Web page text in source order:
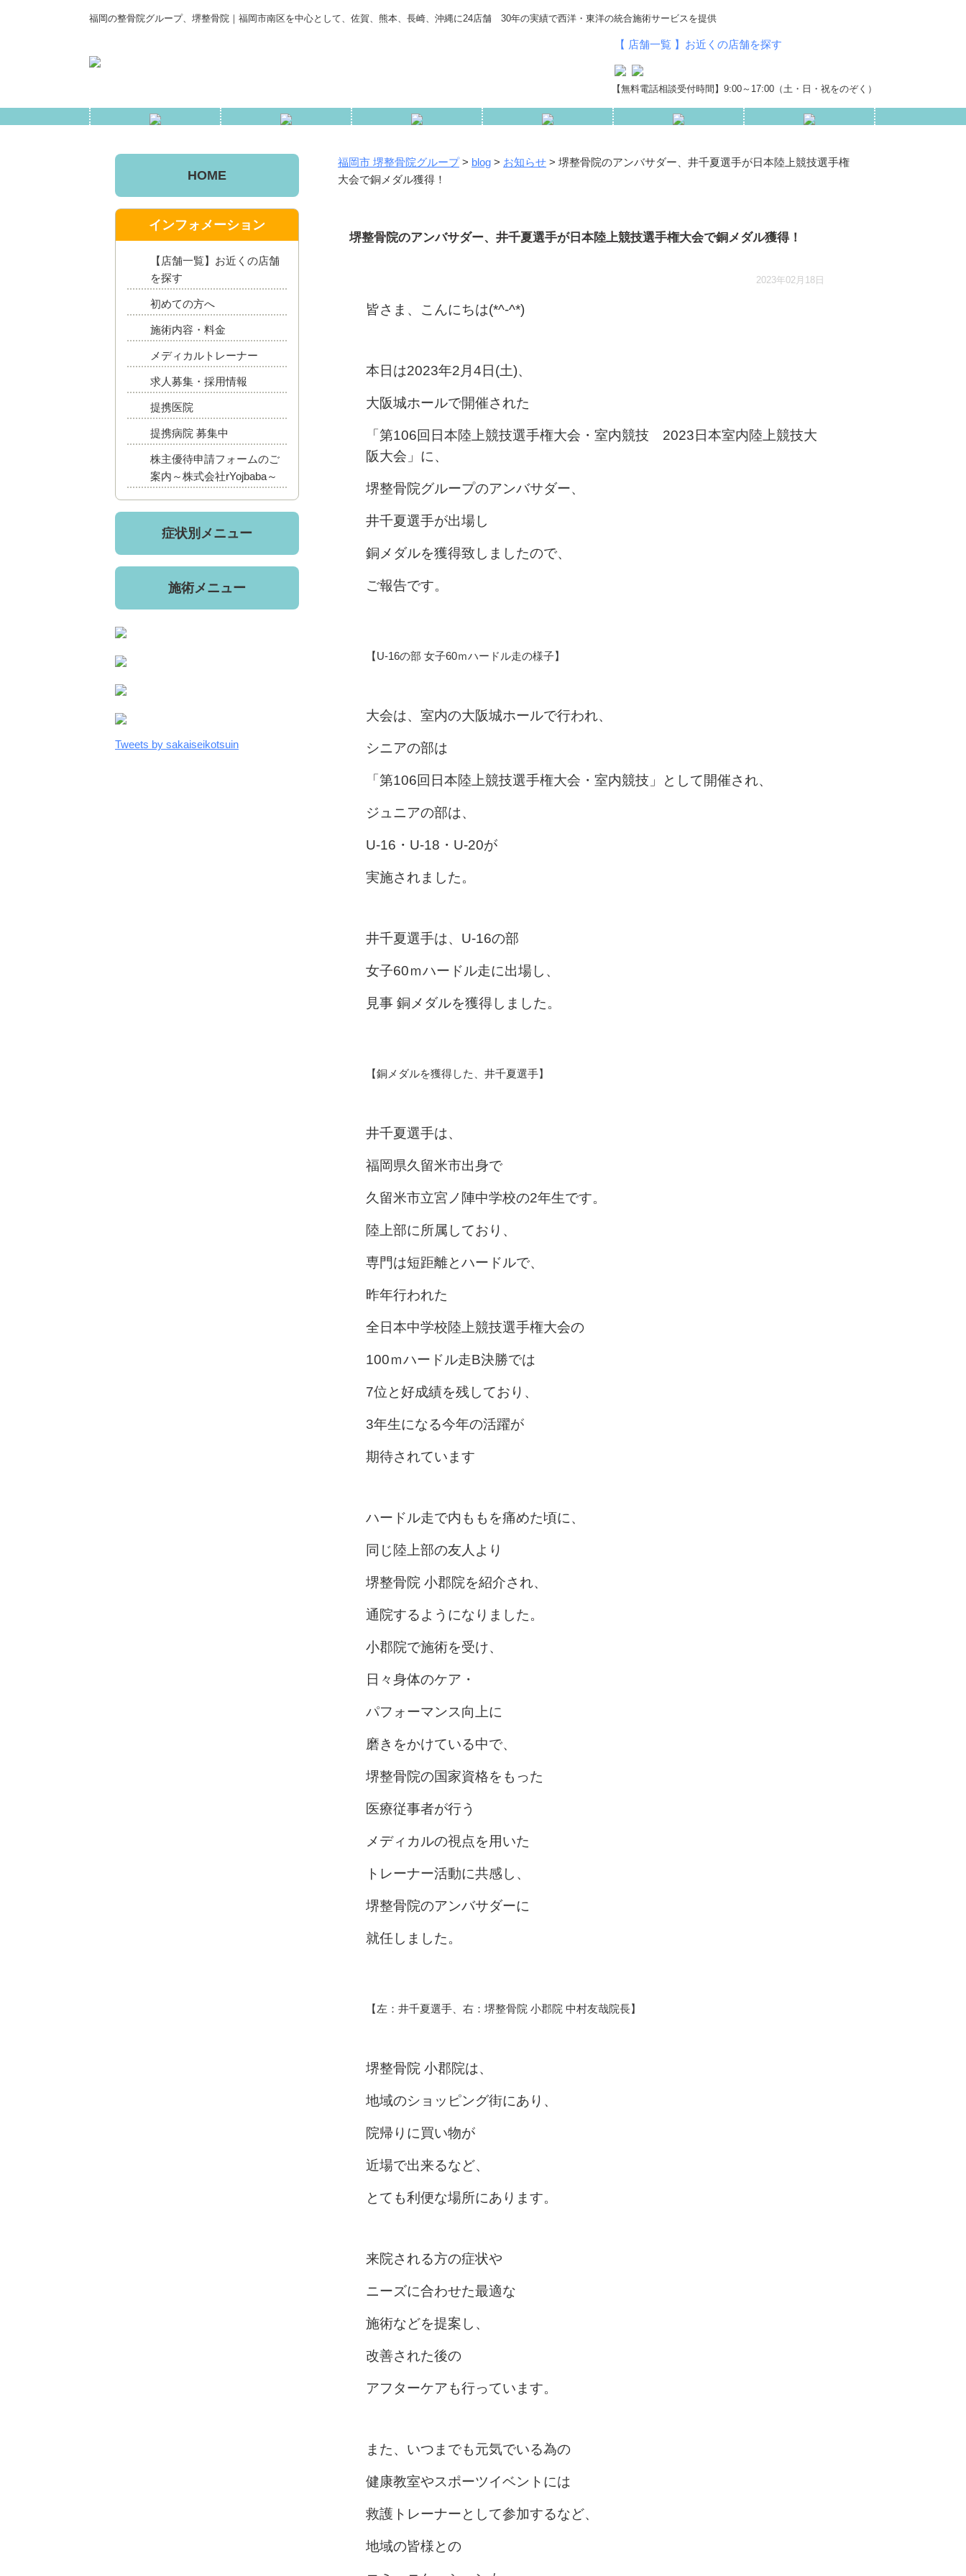
福岡の整骨院グループ、堺整骨院｜福岡市南区を中心として、佐賀、熊本、長崎、沖縄に24店舗 30年の実績で西洋・東洋の統合施術サービスを提供
【 店舗一覧 】お近くの店舗を探す
【無料電話相談受付時間】9:00～17:00（土・日・祝をのぞく）
福岡市 堺整骨院グループ> blog > お知らせ > 堺整骨院のアンバサダー、井千夏選手が日本陸上競技選手権
大会で銅メダル獲得！
堺整骨院のアンバサダー、井千夏選手が日本陸上競技選手権大会で銅メダル獲得！
2023年02月18日
皆さま、こんにちは(*^-^*)
本日は2023年2月4日(土)、
大阪城ホールで開催された
「第106回日本陸上競技選手権大会・室内競技 2023日本室内陸上競技大
阪大会」に、
堺整骨院グループのアンバサダー、
井千夏選手が出場し
銅メダルを獲得致しましたので、
ご報告です。
【U-16の部 女子60ｍハードル走の様子】
大会は、室内の大阪城ホールで行われ、
シニアの部は
「第106回日本陸上競技選手権大会・室内競技」として開催され、
ジュニアの部は、
U-16・U-18・U-20が
実施されました。
井千夏選手は、 U-16の部
女子60ｍハードル走に出場し、
見事 銅メダルを獲得しました。
【銅メダルを獲得した、井千夏選手】
井千夏選手は、
福岡県久留米市出身で
久留米市立宮ノ陣中学校の2年生です。
陸上部に所属しており、
専門は短距離とハードルで、
昨年行われた
全日本中学校陸上競技選手権大会の
100ｍハードル走B決勝では
7位と好成績を残しており、
3年生になる今年の活躍が
期待されています
ハードル走で内ももを痛めた頃に、
同じ陸上部の友人より
堺整骨院 小郡院を紹介され、
通院するようになりました。
小郡院で施術を受け、
日々身体のケア・
パフォーマンス向上に
磨きをかけている中で、
堺整骨院の国家資格をもった
医療従事者が行う
メディカルの視点を用いた
トレーナー活動に共感し、
堺整骨院のアンバサダーに
就任しました。
【左：井千夏選手、右：堺整骨院 小郡院 中村友哉院長】
堺整骨院 小郡院は、
地域のショッピング街にあり、
院帰りに買い物が
近場で出来るなど、
とても利便な場所にあります。
来院される方の症状や
ニーズに合わせた最適な
施術などを提案し、
改善された後の
アフターケアも行っています。
また、いつまでも元気でいる為の
健康教室やスポーツイベントには
救護トレーナーとして参加するなど、
地域の皆様との
HOME
インフォメーション
【店舗一覧】お近くの店舗
を探す
初めての方へ
施術内容・料金
メディカルトレーナー
求人募集・採用情報
提携医院
提携病院 募集中
株主優待申請フォームのご
案内～株式会社rYojbaba～
症状別メニュー
施術メニュー
Tweets by sakaiseikotsuin